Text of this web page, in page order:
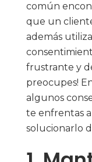
común
que un
además
frustrante y
preocupes!
algunos
te enfrentas
solucionarlo